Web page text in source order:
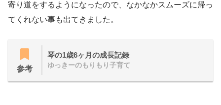
寄り道をするようになったので、なかなかスムーズに帰っ
てくれない事も出てきました。
参考
琴の1歳6ヶ月の成長記録
ゆっきーのもりもり子育て